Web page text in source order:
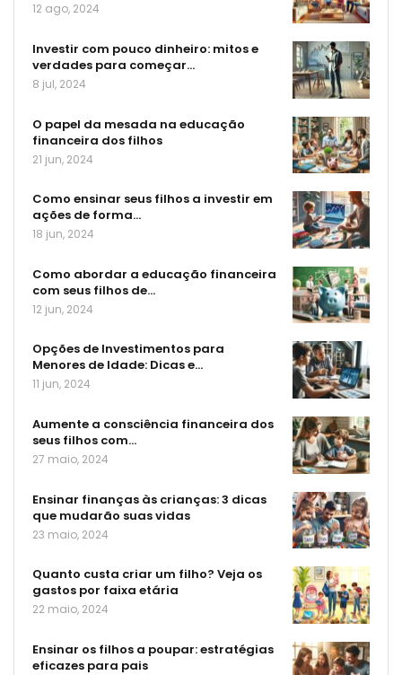
12 ago, 2024
Investir com pouco dinheiro: mitos e
verdades para começar…
8 jul, 2024
O papel da mesada na educação
financeira dos filhos
21 jun, 2024
Como ensinar seus filhos a investir em
ações de forma…
18 jun, 2024
Como abordar a educação financeira
com seus filhos de…
12 jun, 2024
Opções de Investimentos para
Menores de Idade: Dicas e…
11 jun, 2024
Aumente a consciência financeira dos
seus filhos com…
27 maio, 2024
Ensinar finanças às crianças: 3 dicas
que mudarão suas vidas
23 maio, 2024
Quanto custa criar um filho? Veja os
gastos por faixa etária
22 maio, 2024
Ensinar os filhos a poupar: estratégias
eficazes para pais